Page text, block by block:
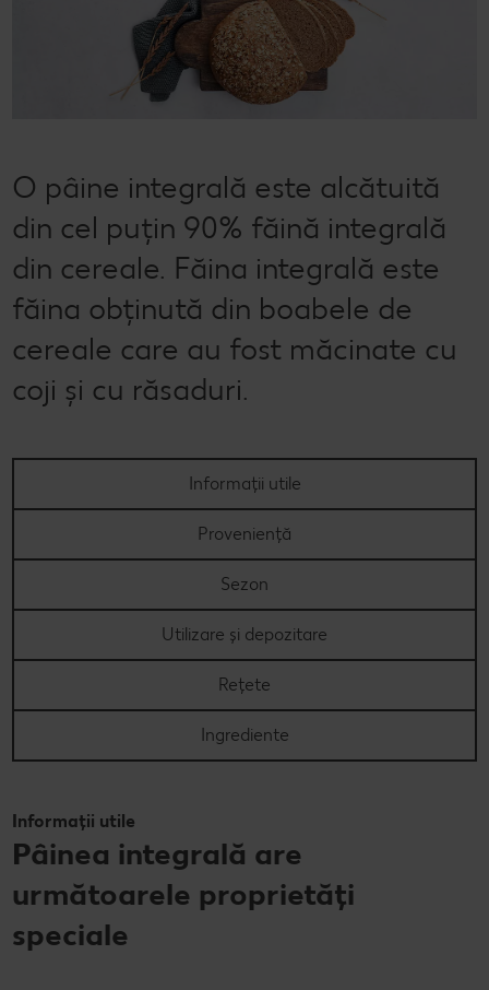
Dicționar de alimente
Valorile noastre
Rețete de mic dejun vegan
Rețete de prăjituri
Concursuri
Marcă proprie Kaufland - și calitate și preț mic
Semințele de pepene verde
Bucuria de a găti
O pâine integrală este alcătuită
din cel puțin 90% făină integrală
din cereale. Făina integrală este
făina obținută din boabele de
cereale care au fost măcinate cu
coji și cu răsaduri.
Informații utile
Proveniență
Sezon
Utilizare și depozitare
Rețete
Ingrediente
Informații utile
Pâinea integrală are
următoarele proprietăți
speciale